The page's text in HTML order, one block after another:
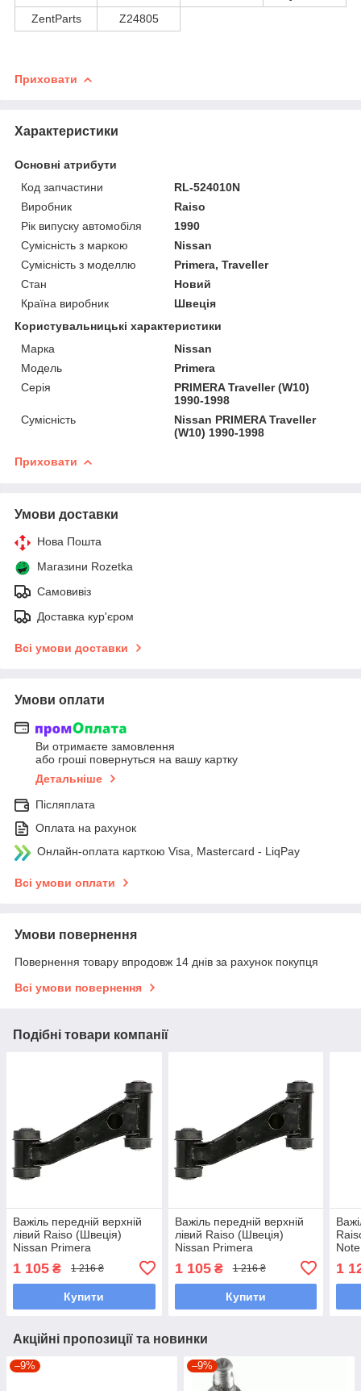
ZentParts
Z24805
Приховати
Характеристики
Основні атрибути
Код запчастини
RL-524010N
Виробник
Raiso
Рік випуску автомобіля
1990
Сумісність з маркою
Nissan
Сумісність з моделлю
Primera, Traveller
Стан
Новий
Країна виробник
Швеція
Користувальницькі характеристики
Марка
Nissan
Мoдель
Primera
Серія
PRIMERA Traveller (W10)
1990-1998
Сумісність
Nissan PRIMERA Traveller
(W10) 1990-1998
Приховати
Умови доставки
Нова Пошта
Магазини Rozetka
Самовивіз
Доставка кур'єром
Всі умови доставки
Умови оплати
Ви отримаєте замовлення
або гроші повернуться на вашу картку
Детальніше
Післяплата
Оплата на рахунок
Онлайн-оплата карткою Visa, Mastercard - LiqPay
Всі умови оплати
Умови повернення
Повернення товару впродовж 14 днів за рахунок покупця
Всі умови повернення
Подібні товари компанії
Важіль передній верхній
лівий Raiso (Швеція)
Nissan Primera
Hatchback,Ніссан Прімера
90- #RL-525010N
UAITJMI7
1 105 ₴ 1 216 ₴
Купити
Важіль передній верхній
лівий Raiso (Швеція)
Nissan Primera
Traveller,Ніссан Прімера
90- #RL-525010N
UARSVYX7
1 105₴ 1 216 ₴
Купити
1
Акційні пропозиції та новинки
–9% –9%